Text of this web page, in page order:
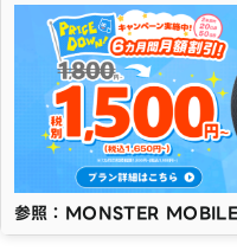
参照：MONSTER MOBILE